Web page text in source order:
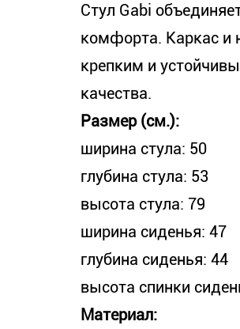
Стул Gabi
комфорта. Каркас и
крепким и
качества.
Размер (см.):
ширина стула: 50
глубина стула: 53
высота стула: 79
ширина сиденья: 47
глубина сиденья: 44
высота спинки
Материал: